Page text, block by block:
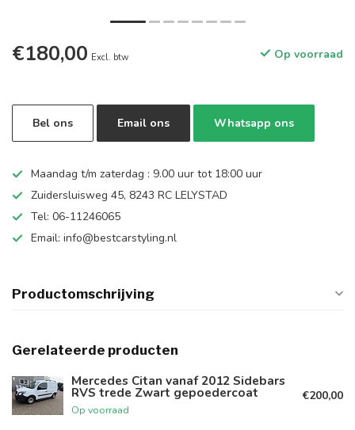
€180,00 Excl. btw Op voorraad
Bel ons Email ons Whatsapp ons
Maandag t/m zaterdag : 9.00 uur tot 18:00 uur
Zuidersluisweg 45, 8243 RC LELYSTAD
Tel: 06-11246065
Email: info@bestcarstyling.nl
Productomschrijving
Gerelateerde producten
Mercedes Citan vanaf 2012 Sidebars
RVS trede Zwart gepoedercoat
Op voorraad
€200,00